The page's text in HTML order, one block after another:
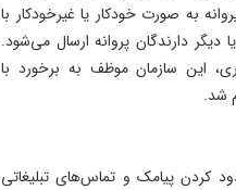
به صورت خودکار یا غیرخودکار با
دارندگان پروانه ارسال می‌شود.
این سازمان موظف به برخورد با
شد.
برای مسدود کردن پیامک و تماس‌های تبلیغاتی